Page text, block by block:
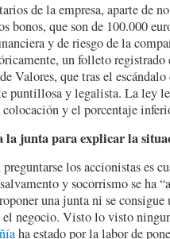
de la empresa, aparte de
bonos, que son de 100.000
y de riesgo de la
un folleto
Valores, que tras el escándalo
puntillosa y legalista. La ley
colocación y el porcentaje
la junta para explicar la
los accionistas es
y socorrismo se ha
una junta ni se consigue
el negocio. Visto lo visto
ha estado por la labor de